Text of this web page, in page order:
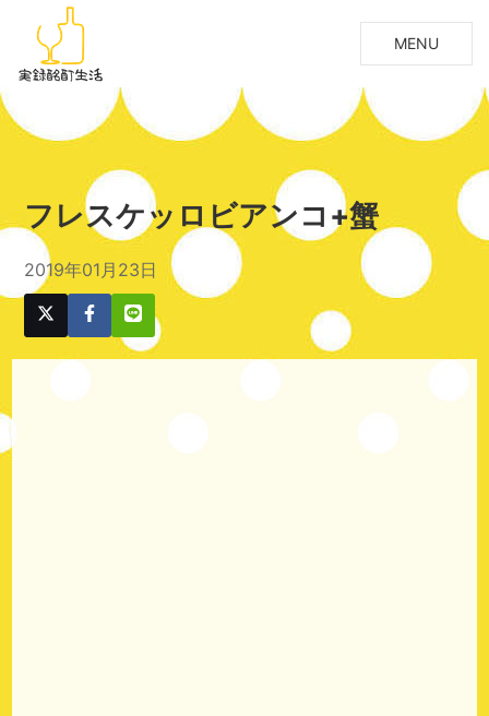
MENU
フレスケッロビアンコ+蟹
2019年01月23日